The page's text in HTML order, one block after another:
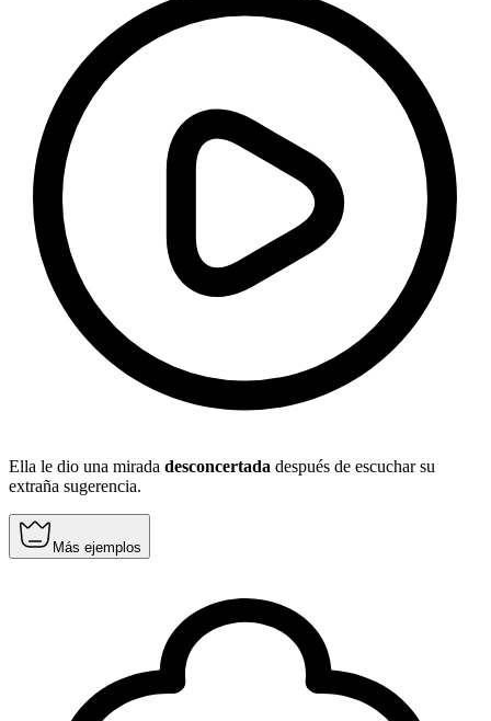
Ella le dio una mirada desconcertada después de escuchar su
extraña sugerencia.
Más ejemplos